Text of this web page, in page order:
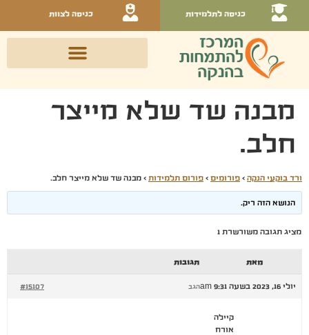
כניסה לתלמידות כניסה לצוות
מבנה שד שלא מייצר
חלב.
ורד בוקעי הנקה › פורומים › פורום תלמידות › מבנה שד שלא מייצר חלב.
הנושא הזה ריק.
מציג תגובה משורשרת 1
מאת תגובות
יולי 16, 2023 בשעה 9:31 am #15107 הגב
קיילה
אורח